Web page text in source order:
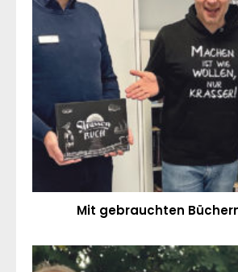
Mit gebrauchten